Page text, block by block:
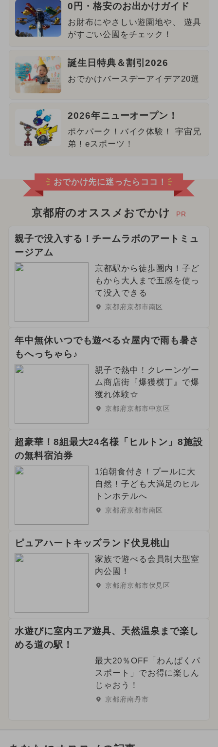
0円・格安のお出かけガイド
お財布にやさしい遊園地や、 遊具
がすごい公園をチェック！
誕生日特典＆割引2026
おでかけバースデーアイデア20選
2026年ニューオープン！
ポケパーク！バイク体験！ 宇宙兄
弟！eスポーツ！
おでかけ先に迷ったらココ！
京都府のオススメおでかけ PR
親子で没入する！チームラボのアートミュ
ージアム
京都駅から徒歩圏内！子ど
もから大人まで五感を使っ
て没入できる
京都府京都市南区
年中無休いつでも遊べる☆屋内で雨も暑さ
もへっちゃら♪
親子で熱中！クレーンゲー
ム商店街『爆獲横丁』で爆
獲れ体験☆
京都府京都市中京区
超豪華！8組最大24名様「ヒルトン」8施設
の無料宿泊券
1泊朝食付き！プールに大
自然！子ども大満足のヒル
トンホテルへ
京都府京都市南区
ピュアハートキッズランド伏見桃山
家族で遊べる会員制大型室
内公園！
京都府京都市伏見区
水遊びに室内エア遊具、天然温泉まで楽し
める道の駅！
最大20％OFF「わんぱくパ
スポート」でお得に楽しん
じゃおう！
京都府南丹市